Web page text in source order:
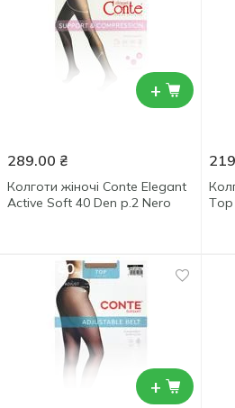
+
289.00 ₴
Колготи жіночі Conte Elegant
Active Soft 40 Den р.2 Nero
Tор
+